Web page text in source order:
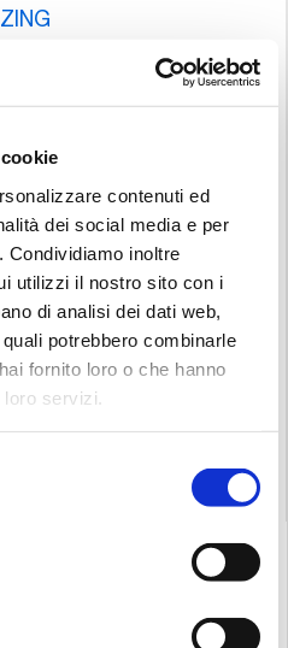
contenuti ed
dei social media e per
Condividiamo inoltre
utilizzi il nostro sito con i
di analisi dei dati web,
potrebbero combinarle
fornito loro o che hanno
servizi.
SIZING
SERVICE